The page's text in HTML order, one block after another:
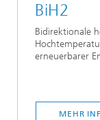
BiH2
Bidirektionale
erneuerbarer
MEHR